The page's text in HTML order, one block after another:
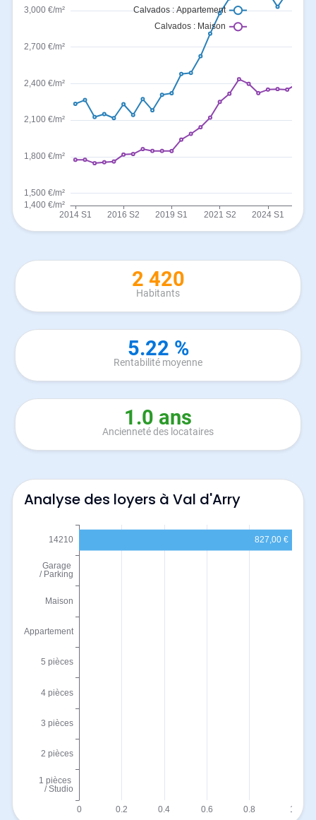
2 420
Habitants
5.22 %
Rentabilité moyenne
1.0 ans
Ancienneté des locataires
Analyse des loyers à Val d'Arry